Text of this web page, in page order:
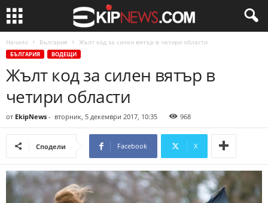
Начало България Жълт код за силен вятър в четири области
БЪЛГАРИЯ ВОДЕЩИ
Жълт код за силен вятър в
четири области
от EkipNews - вторник, 5 декември 2017, 10:35 968
Сподели Facebook X